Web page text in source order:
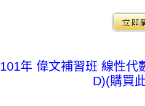
101年 偉文補習班 線性代
D)(購買